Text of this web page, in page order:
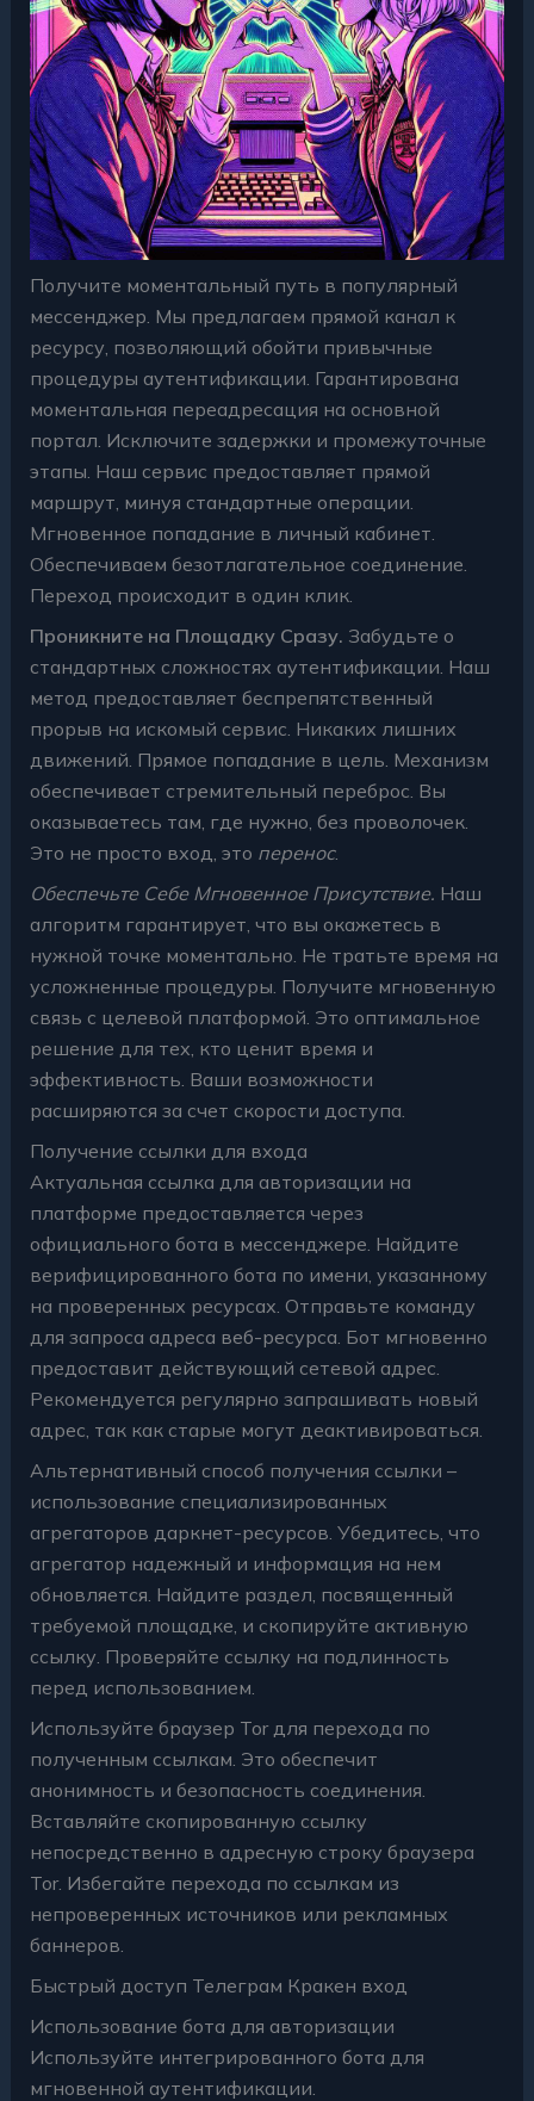
Получите моментальный путь в популярный
мессенджер. Мы предлагаем прямой канал к
ресурсу, позволяющий обойти привычные
процедуры аутентификации. Гарантирована
моментальная переадресация на основной
портал. Исключите задержки и промежуточные
этапы. Наш сервис предоставляет прямой
маршрут, минуя стандартные операции.
Мгновенное попадание в личный кабинет.
Обеспечиваем безотлагательное соединение.
Переход происходит в один клик.
Проникните на Площадку Сразу. Забудьте о
стандартных сложностях аутентификации. Наш
метод предоставляет беспрепятственный
прорыв на искомый сервис. Никаких лишних
движений. Прямое попадание в цель. Механизм
обеспечивает стремительный переброс. Вы
оказываетесь там, где нужно, без проволочек.
Это не просто вход, это перенос.
Обеспечьте Себе Мгновенное Присутствие. Наш
алгоритм гарантирует, что вы окажетесь в
нужной точке моментально. Не тратьте время на
усложненные процедуры. Получите мгновенную
связь с целевой платформой. Это оптимальное
решение для тех, кто ценит время и
эффективность. Ваши возможности
расширяются за счет скорости доступа.
Получение ссылки для входа
Актуальная ссылка для авторизации на
платформе предоставляется через
официального бота в мессенджере. Найдите
верифицированного бота по имени, указанному
на проверенных ресурсах. Отправьте команду
для запроса адреса веб-ресурса. Бот мгновенно
предоставит действующий сетевой адрес.
Рекомендуется регулярно запрашивать новый
адрес, так как старые могут деактивироваться.
Альтернативный способ получения ссылки –
использование специализированных
агрегаторов даркнет-ресурсов. Убедитесь, что
агрегатор надежный и информация на нем
обновляется. Найдите раздел, посвященный
требуемой площадке, и скопируйте активную
ссылку. Проверяйте ссылку на подлинность
перед использованием.
Используйте браузер Tor для перехода по
полученным ссылкам. Это обеспечит
анонимность и безопасность соединения.
Вставляйте скопированную ссылку
непосредственно в адресную строку браузера
Tor. Избегайте перехода по ссылкам из
непроверенных источников или рекламных
баннеров.
Быстрый доступ Телеграм Кракен вход
Использование бота для авторизации
Используйте интегрированного бота для
мгновенной аутентификации.